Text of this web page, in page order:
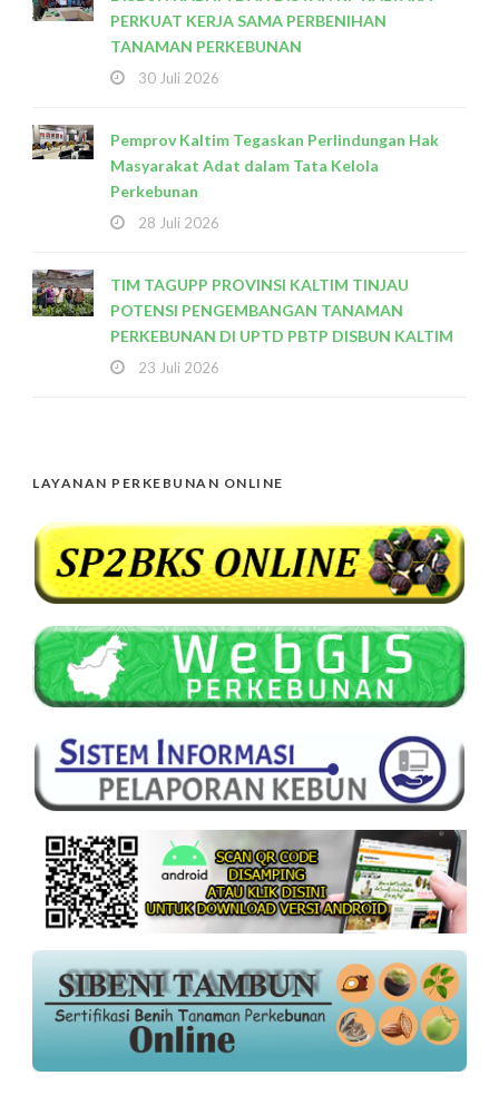
PERKUAT KERJA SAMA PERBENIHAN
TANAMAN PERKEBUNAN
30 Juli 2026
Pemprov Kaltim Tegaskan Perlindungan Hak
Masyarakat Adat dalam Tata Kelola
Perkebunan
28 Juli 2026
TIM TAGUPP PROVINSI KALTIM TINJAU
POTENSI PENGEMBANGAN TANAMAN
PERKEBUNAN DI UPTD PBTP DISBUN KALTIM
23 Juli 2026
LAYANAN PERKEBUNAN ONLINE